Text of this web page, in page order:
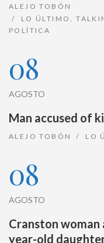
ALEJO TOBÓN
LO ÚLTIMO
,
POLÍTICA
08
AGOSTO
Man accused of
ALEJO TOBÓN LO
08
AGOSTO
Cranston woman
year-old